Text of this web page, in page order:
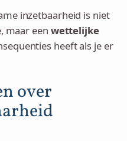
inzetbaarheid is niet
maar een wettelijke
heeft als je er
over